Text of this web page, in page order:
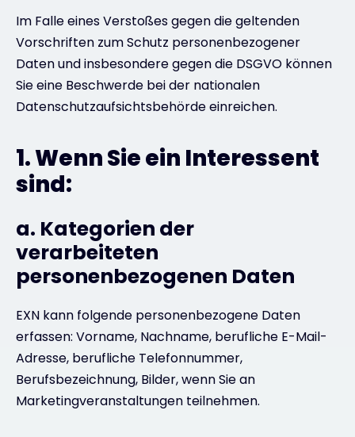
Im Falle eines Verstoßes gegen die geltenden
Vorschriften zum Schutz personenbezogener
Daten und insbesondere gegen die DSGVO können
Sie eine Beschwerde bei der nationalen
Datenschutzaufsichtsbehörde einreichen.
1. Wenn Sie ein Interessent
sind:
a. Kategorien der
verarbeiteten
personenbezogenen Daten
EXN kann folgende personenbezogene Daten
erfassen: Vorname, Nachname, berufliche E-Mail-
Adresse, berufliche Telefonnummer,
Berufsbezeichnung, Bilder, wenn Sie an
Marketingveranstaltungen teilnehmen.